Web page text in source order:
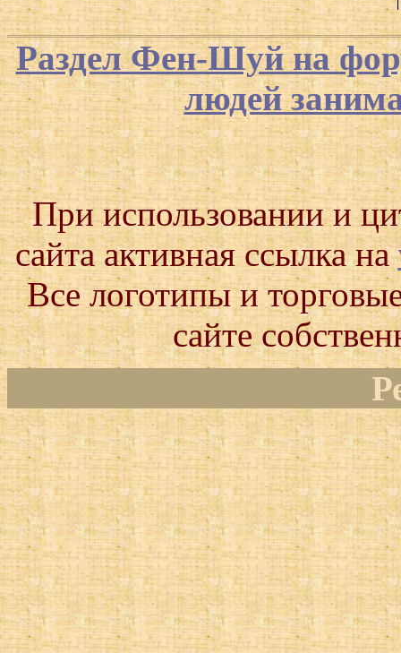
Раздел Фен-Шуй на
людей
При использовании и
сайта активная ссылка на
Все логотипы и
сайте